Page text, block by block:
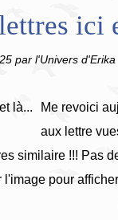
ici
par l'Univers d'Erika
Me revoici
aux lettre
similaire !!! Pas
pour